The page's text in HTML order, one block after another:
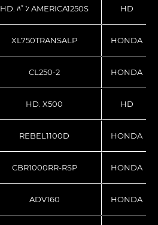
HD. ﾊﾟﾝ AMERICA1250S HD
XL750TRANSALP HONDA
CL250-2 HONDA
HD. X500 HD
REBEL1100D HONDA
CBR1000RR-RSP HONDA
ADV160 HONDA